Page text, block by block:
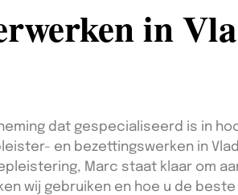
in
dat gespecialiseerd is in
en bezettingswerken in
Marc staat klaar om
wij gebruiken en hoe u de